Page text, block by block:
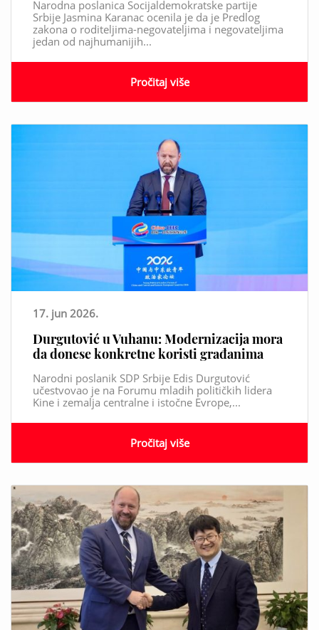
Narodna poslanica Socijaldemokratske partije
Srbije Jasmina Karanac ocenila je da je Predlog
zakona o roditeljima-negovateljima i negovateljima
jedan od najhumanijih...
Pročitaj više
17. jun 2026.
Durgutović u Vuhanu: Modernizacija mora
da donese konkretne koristi građanima
Narodni poslanik SDP Srbije Edis Durgutović
učestvovao je na Forumu mladih političkih lidera
Kine i zemalja centralne i istočne Evrope,...
Pročitaj više